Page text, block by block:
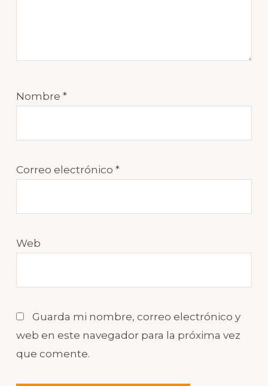
Nombre *
Correo electrónico *
Web
Guarda mi nombre, correo electrónico y
web en este navegador para la próxima vez
que comente.